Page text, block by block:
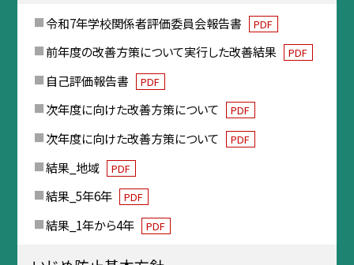
令和7年学校関係者評価委員会報告書 PDF
前年度の改善方策について実行した改善結果 PDF
自己評価報告書 PDF
次年度に向けた改善方策について PDF
次年度に向けた改善方策について PDF
結果_地域 PDF
結果_5年6年 PDF
結果_1年から4年 PDF